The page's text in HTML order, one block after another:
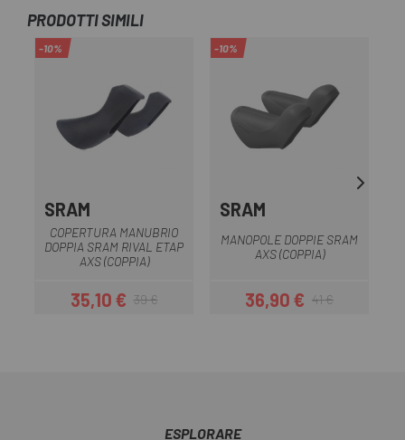
PRODOTTI SIMILI
-10%
SRAM
COPERTURA MANUBRIO
DOPPIA SRAM RIVAL ETAP
AXS (COPPIA)
Prezzo
35,10 €Prezzo base
39 €
-10%
SRAM
MANOPOLE DOPPIE SRAM
AXS (COPPIA)
Prezzo
36,90 €Prezzo base
41 €
ESPLORARE